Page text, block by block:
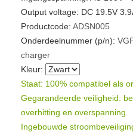
Output voltage: DC 19.5V
Productcode: ADSN005
Onderdeelnummer (p/n):
charger
Kleur:
Staat: 100% compatibel als
Gegarandeerde veiligheid:
overhitting en overspanning.
Ingebouwde